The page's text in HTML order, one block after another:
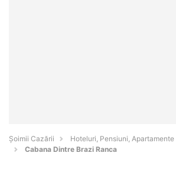
Șoimii Cazării
Hoteluri, Pensiuni,
Cabana Dintre Brazi Ranca